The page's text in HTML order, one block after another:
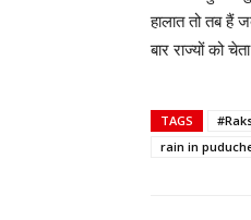
हालात तो तब हैं
बार राज्यों को
TAGS
rain in